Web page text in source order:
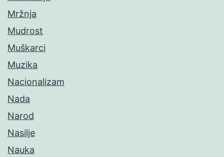
Mržnja
Mudrost
Muškarci
Muzika
Nacionalizam
Nada
Narod
Nasilje
Nauka